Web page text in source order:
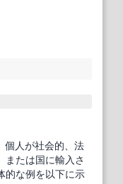
個人が社会的、法
または国に輸入さ
的な例を以下に示